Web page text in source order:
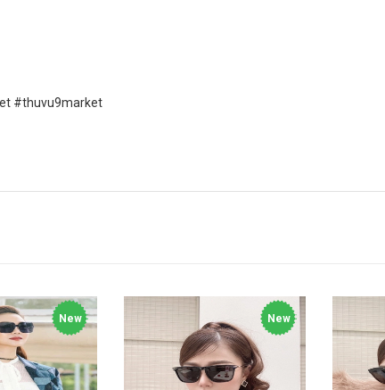
#thuvu9market
New New